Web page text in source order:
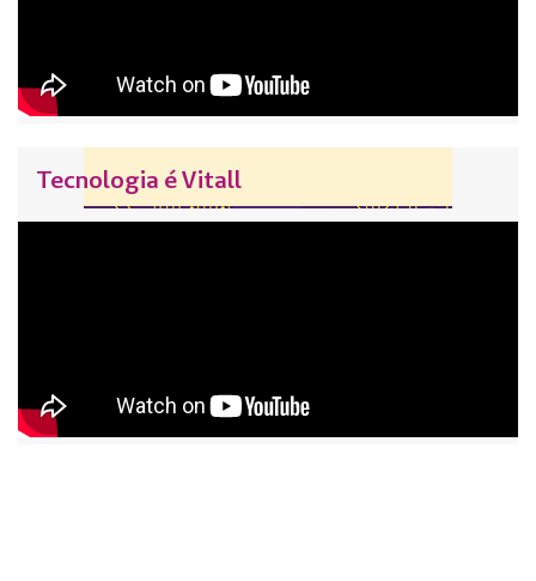
Tecnologia é Vitall